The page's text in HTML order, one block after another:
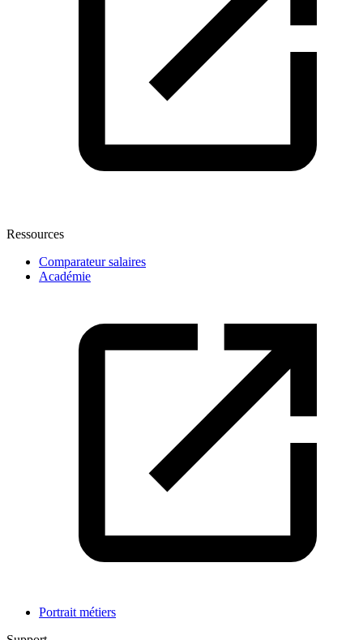
Ressources
Comparateur salaires
Académie
Portrait métiers